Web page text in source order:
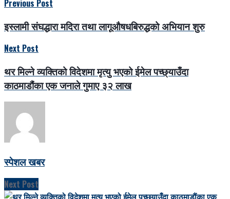
Previous Post
इस्लामी संघद्धारा मदिरा तथा लागूऔषधबिरुद्धको अभियान शुरु
Next Post
थर मिल्ने व्यक्तिको विदेशमा मृत्यु भएको ईमेल पच्छ्याउँदा
काठमाडौंका एक जनाले गुमाए ३२ लाख
स्पेशल खबर
Next Post